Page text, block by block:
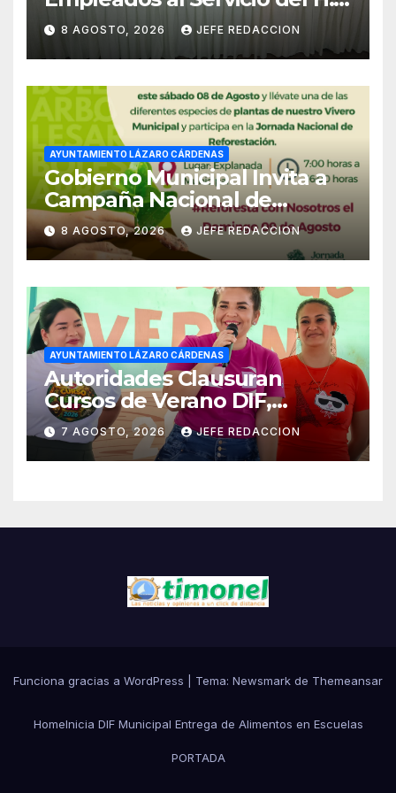
Ayuntamiento de LZC Día del
Empleado Municipal
8 AGOSTO, 2026 JEFE REDACCION
AYUNTAMIENTO LÁZARO CÁRDENAS
Gobierno Municipal Invita a
Campaña Nacional de
Reforestación
8 AGOSTO, 2026 JEFE REDACCION
AYUNTAMIENTO LÁZARO CÁRDENAS
Autoridades Clausuran
Cursos de Verano DIF,
Seguridad Pública y Casa de
Cultura 2026
7 AGOSTO, 2026 JEFE REDACCION
Funciona gracias a WordPress Tema: Newsmark de Themeansar
HomeInicia DIF Municipal Entrega de Alimentos en Escuelas
PORTADA